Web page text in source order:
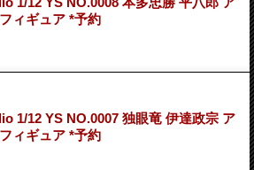
ィギュア *予約
1/12 YS NO.0007 独眼竜 伊達政宗 ア
ィギュア *予約